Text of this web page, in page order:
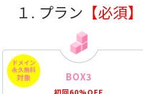
１. プラン 【必須】
ドメイン
永久無料
対象 BOX3
初回60%OFF